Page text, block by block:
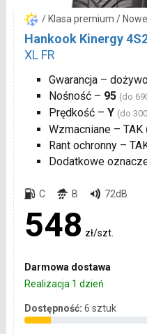
/ Klasa premium /
Hankook Kinergy
XL FR
Gwarancja –
Nośność – 95 (do
Prędkość – Y (do
Wzmacniane – TAK
Rant ochronny –
Dodatkowe
C B 72dB
548 zł/szt.
Darmowa dostawa
Realizacja 1 dzień
Dostępność: 6 sztuk